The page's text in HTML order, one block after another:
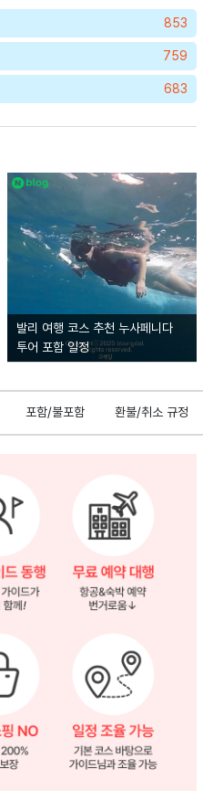
853
759
683
발리 여행 코스 추천 누사페니다
투어 포함 일정
포함/불포함 환불/취소 규정